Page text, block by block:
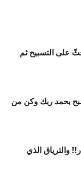
على التسبيح ثم
بحمد ربك وكن من
والترياق الذي